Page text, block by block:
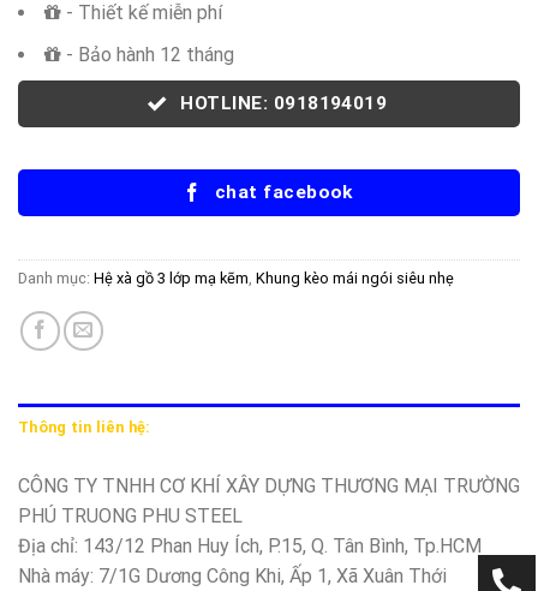
- Thiết kế miễn phí
- Bảo hành 12 tháng
HOTLINE: 0918194019
chat facebook
Danh mục: Hệ xà gồ 3 lớp mạ kẽm Khung kèo mái ngói siêu nhẹ
Thông tin liên hệ:
CÔNG TY TNHH CƠ KHÍ XÂY DỰNG THƯƠNG MẠI TRƯỜNG
PHÚ TRUONG PHU STEEL
Địa chỉ: 143/12 Phan Huy Ích, P.15, Q. Tân Bình, Tp.HCM
Nhà máy: 7/1G Dương Công Khi, Ấp 1, Xã Xuân Thới